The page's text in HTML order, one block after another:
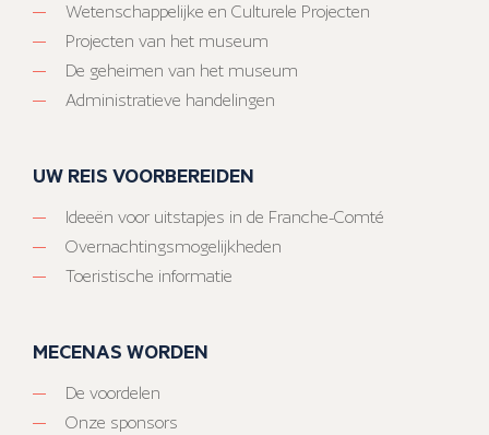
Wetenschappelijke en Culturele Projecten
Projecten van het museum
De geheimen van het museum
Administratieve handelingen
UW REIS VOORBEREIDEN
Ideeën voor uitstapjes in de Franche-Comté
Overnachtingsmogelijkheden
Toeristische informatie
MECENAS WORDEN
De voordelen
Onze sponsors